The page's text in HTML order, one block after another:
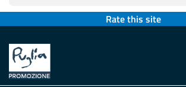
Rate this site